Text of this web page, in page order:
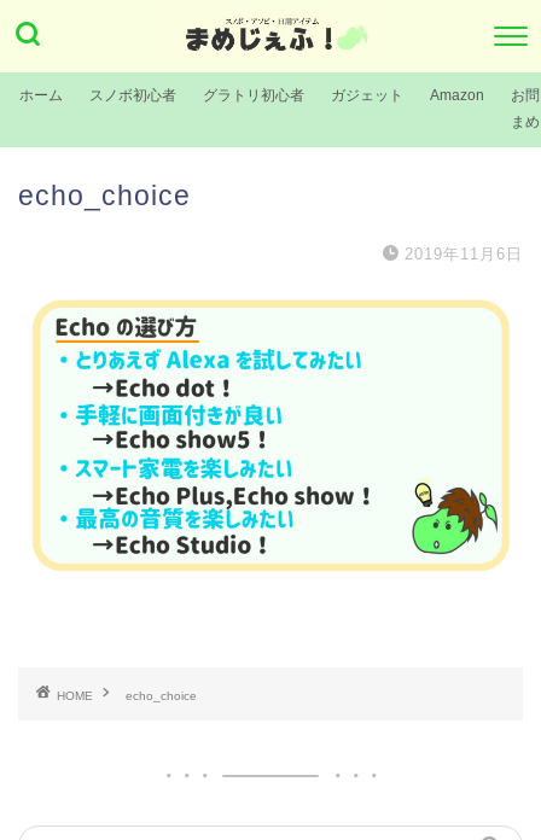
ホーム スノボ初心者 グラトリ初心者 ガジェット Amazon
お
ま
echo_choice
2019年11月6日
HOME echo_choice